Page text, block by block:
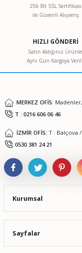
Ürün resmi
Ürün bilgilerinde
Ürün fiyatı diğer
256 Bit SSL Sertifikası
ile Güvenli Alışveriş
HIZLI GÖNDERİ
Satın Aldığınız
Aynı Gün Kargoya
MERKEZ OFİS:
T : 0216 606 06 46
İZMİR OFİS: T : Balçova
0530 381 24 21
Kurumsal
Sayfalar